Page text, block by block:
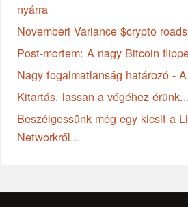
nyárra
Novemberi Variance $crypto
Post-mortem: A nagy Bitcoin
Nagy fogalmatlanság határozó -
Kitartás, lassan a végéhez érünk...
Beszélgessünk még egy kicsit a
Networkről...